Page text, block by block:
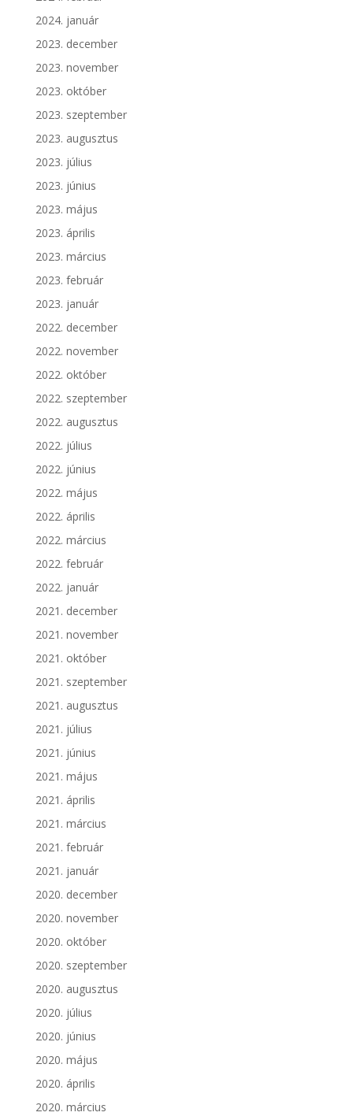
2024. január
2023. december
2023. november
2023. október
2023. szeptember
2023. augusztus
2023. július
2023. június
2023. május
2023. április
2023. március
2023. február
2023. január
2022. december
2022. november
2022. október
2022. szeptember
2022. augusztus
2022. július
2022. június
2022. május
2022. április
2022. március
2022. február
2022. január
2021. december
2021. november
2021. október
2021. szeptember
2021. augusztus
2021. július
2021. június
2021. május
2021. április
2021. március
2021. február
2021. január
2020. december
2020. november
2020. október
2020. szeptember
2020. augusztus
2020. július
2020. június
2020. május
2020. április
2020. március